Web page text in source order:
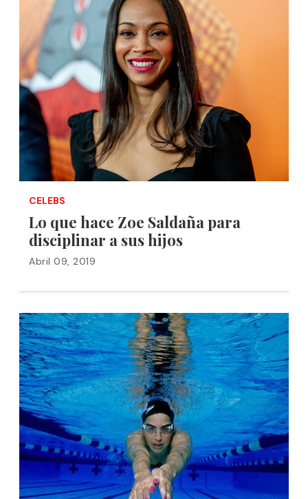
CELEBS
Lo que hace Zoe Saldaña para
disciplinar a sus hijos
Abril 09, 2019